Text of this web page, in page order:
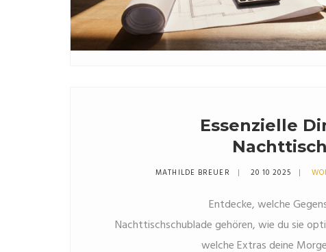
Essenzielle
MATHILDE BREUER 20 10 2025
Entdecke, welche
Nachttischschublade gehören, wie du sie
welche Extras deine